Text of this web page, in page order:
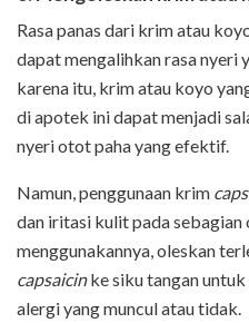
Rasa panas dari krim atau
dapat mengalihkan rasa nyeri
karena itu, krim atau koyo
di apotek ini dapat menjadi
nyeri otot paha yang efektif.
Namun, penggunaan krim
dan iritasi kulit pada sebagian
menggunakannya, oleskan
capsaicinke siku tangan
alergi yang muncul atau tidak.